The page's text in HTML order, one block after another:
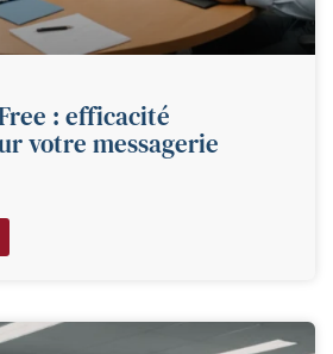
: efficacité
votre messagerie